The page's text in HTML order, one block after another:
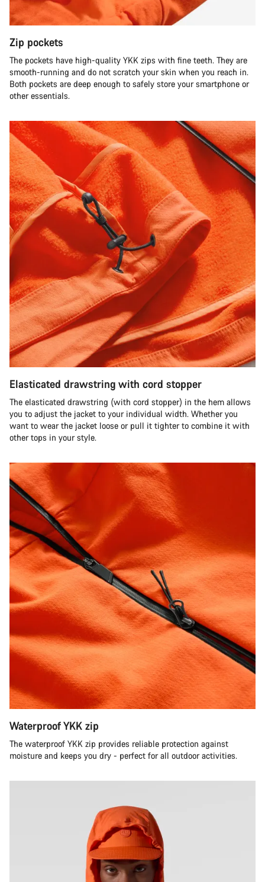
Zip pockets
The pockets have high-quality YKK zips with fine teeth. They are
smooth-running and do not scratch your skin when you reach in.
Both pockets are deep enough to safely store your smartphone or
other essentials.
Elasticated drawstring with cord stopper
The elasticated drawstring (with cord stopper) in the hem allows
you to adjust the jacket to your individual width. Whether you
want to wear the jacket loose or pull it tighter to combine it with
other tops in your style.
Waterproof YKK zip
The waterproof YKK zip provides reliable protection against
moisture and keeps you dry - perfect for all outdoor activities.